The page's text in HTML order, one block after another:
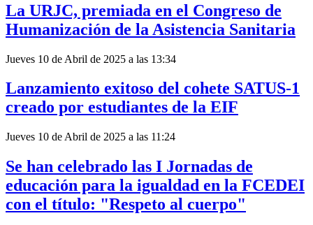
La URJC, premiada en el Congreso de
Humanización de la Asistencia Sanitaria
Jueves 10 de Abril de 2025 a las 13:34
Lanzamiento exitoso del cohete SATUS-1
creado por estudiantes de la EIF
Jueves 10 de Abril de 2025 a las 11:24
Se han celebrado las I Jornadas de
educación para la igualdad en la FCEDEI
con el título: "Respeto al cuerpo"